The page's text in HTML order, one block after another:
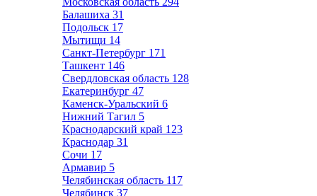
Балашиха 31
Подольск 17
Мытищи 14
Санкт-Петербург 171
Ташкент 146
Свердловская область 128
Екатеринбург 47
Каменск-Уральский 6
Нижний Тагил 5
Краснодарский край 123
Краснодар 31
Сочи 17
Армавир 5
Челябинская область 117
Челябинск 37